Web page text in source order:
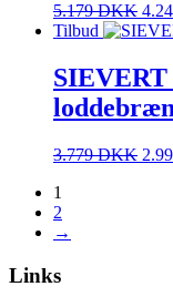
5.179DKK
Tilbud
3.779DKK
1
2
→
Links